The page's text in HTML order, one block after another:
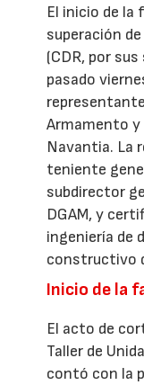
El inicio de la
superación
(CDR, por
pasado
Armamento y
Navantia. La
teniente
subdirector
DGAM, y
ingeniería de
constructivo
Inicio de la
El acto de
Taller de
contó con la